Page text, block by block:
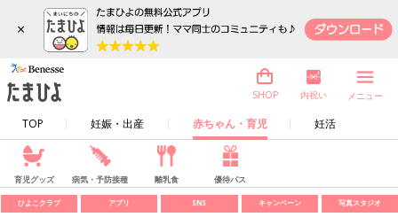
×
TOP 妊娠・出産 赤ちゃん・育児 妊活
SHOP 内祝い メニュー
育児グッズ 病気・予防接種 離乳食 優待パス
ひよこクラブ アプリ SNS キャンペーン 写真スタジオ